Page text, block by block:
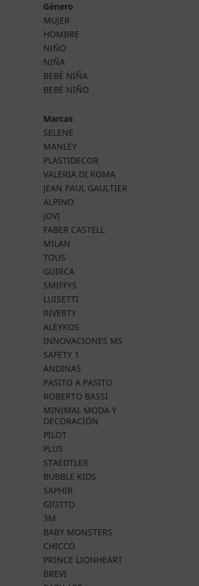
Género
MUJER
HOMBRE
NIÑO
NIÑA
BEBÉ NIÑA
BEBÉ NIÑO
Marcas
SELENE
MANLEY
PLASTIDECOR
VALERIA DI ROMA
JEAN PAUL GAULTIER
ALPINO
JOVI
FABER CASTELL
MILAN
TOUS
GUIRCA
SMIFFYS
LUISETTI
RIVERTY
ALEYKOS
INNOVACIONES MS
SAFETY 1
ANDINAS
PASITO A PASITO
ROBERTO BASSI
MINIMAL MODA Y
DECORACIÓN
PILOT
PLUS
STAEDTLER
BUBBLE KIDS
SAPHIR
GIOTTO
3M
BABY MONSTERS
CHICCO
PRINCE LIONHEART
BREVI